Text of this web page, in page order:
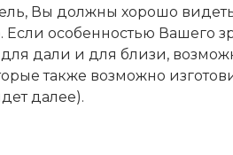
Вы должны хорошо видеть
Если особенностью Вашего
дали и для близи,
также возможно
далее).